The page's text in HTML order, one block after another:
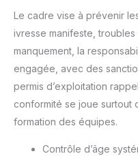
Le cadre vise à prévenir
ivresse manifeste, troubles
manquement, la
engagée, avec des
permis d’exploitation
conformité se joue surtout
formation des équipes.
Contrôle d’âge